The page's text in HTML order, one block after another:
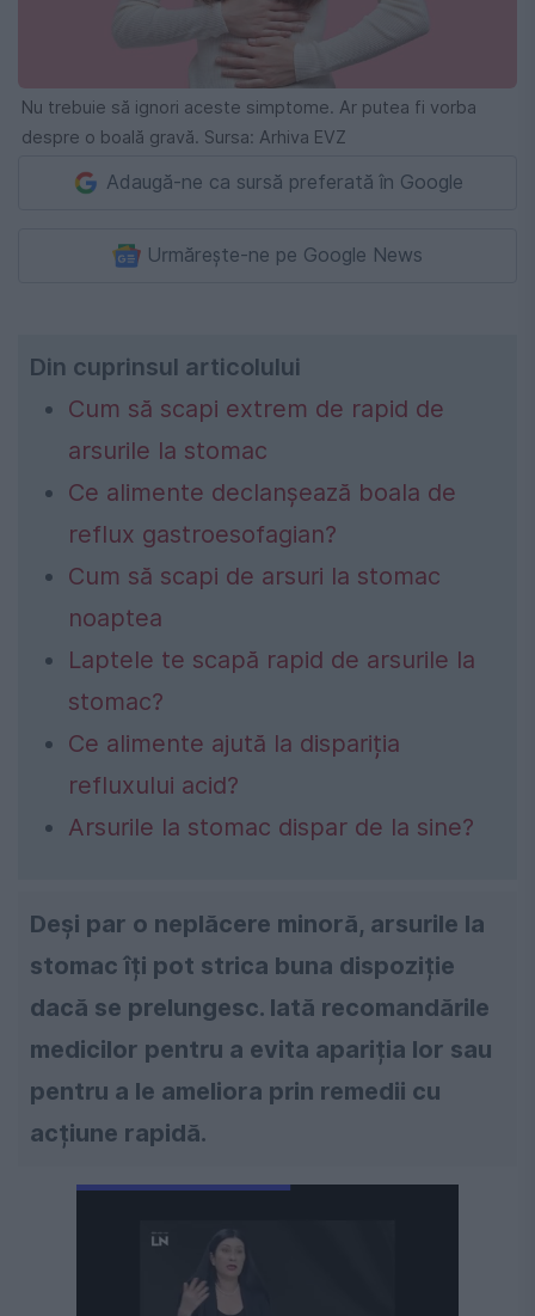
Nu trebuie să ignori aceste simptome. Ar putea fi vorba
despre o boală gravă. Sursa: Arhiva EVZ
Adaugă-ne ca sursă preferată în Google
Urmărește-ne pe Google News
Din cuprinsul articolului
Cum să scapi extrem de rapid de
arsurile la stomac
Ce alimente declanșează boala de
reflux gastroesofagian?
Cum să scapi de arsuri la stomac
noaptea
Laptele te scapă rapid de arsurile la
stomac?
Ce alimente ajută la dispariția
refluxului acid?
Arsurile la stomac dispar de la sine?
Deși par o neplăcere minoră, arsurile la
stomac îți pot strica buna dispoziție
dacă se prelungesc. Iată recomandările
medicilor pentru a evita apariția lor sau
pentru a le ameliora prin remedii cu
acțiune rapidă.